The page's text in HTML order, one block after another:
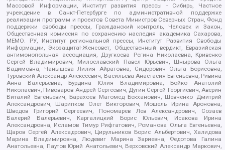
Массовой Информации, Институт развития прессы - Сибирь, Частное
учреждение в Санкт-Петербурге по административной поддержке
реализации программ и проектов Совета Министров Северных Стран, Фонд
поддержки свободы прессы, Гражданский контроль, Человек и Закон,
Общественная комиссия по сохранению наследия академика Сахарова,
МЕМО. РУ, Институт региональной прессы, Институт Развития Свободы
Информации, Экозащита!-Женсовет, Общественный вердикт, Евразийская
антимонопольная ассоциация, Дзугкоева Регина Николаевна, Кривенко
Сергей Владимирович, Милославский Павел Юрьевич, Шнырова Ольга
Вадимовна, Чанышева Лилия Айратовна, Сидорович Ольга Борисовна,
Туровский Александр Алексеевич, Васильева Анастасия Евгеньевна, Ривина
Анна Валерьевна, Бурдина Юлия Владимировна, Бойко Анатолий
Николаевич, Пивоваров Андрей Сергеевич, Дугин Сергей Георгиевич, Аверин
Виталий Евгеньевич, Барахоев Магомед Бекханович, Шевченко Дмитрий
Александрович, Шарипков Олег Викторович, Мошель Ирина Ароновна,
Шведов Григорий Сергеевич, Пономарев Лев Александрович, Созаев
Валерий Валерьевич, Каргалицкий Борис Юльевич, Исакова Ирина
Александровна, Исламов Тимур Рифгатович, Романова Ольга Евгеньевна,
Щаров Сергей Алексадрович, Цирульников Борис Альбертович, Халидова
Марина Владимировна, Людевиг Марина Зариевна, Федотова Галина
Анатольевна, Паутов Юрий Анатольевич, Верховский Александр Маркович,